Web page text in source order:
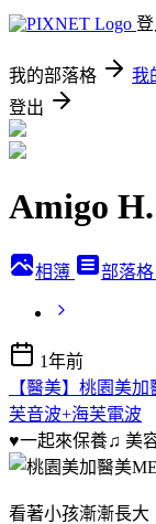
登
我的部落格 我
登出
Amigo
相簿 部落格
1年前
【醫美】桃園美
芙音波+海芙電波
♥一起來保養♫ 美
看著小孩漸漸長大